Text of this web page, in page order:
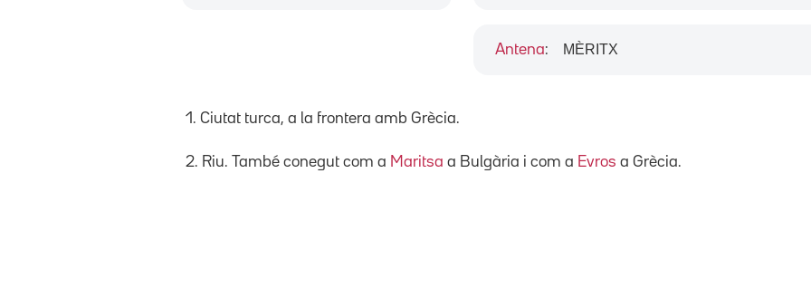
Antena: MÈRITX
1. Ciutat turca, a la frontera amb Grècia.
2. Riu. També conegut com a Maritsa a Bulgària i com a Evros a Grècia.